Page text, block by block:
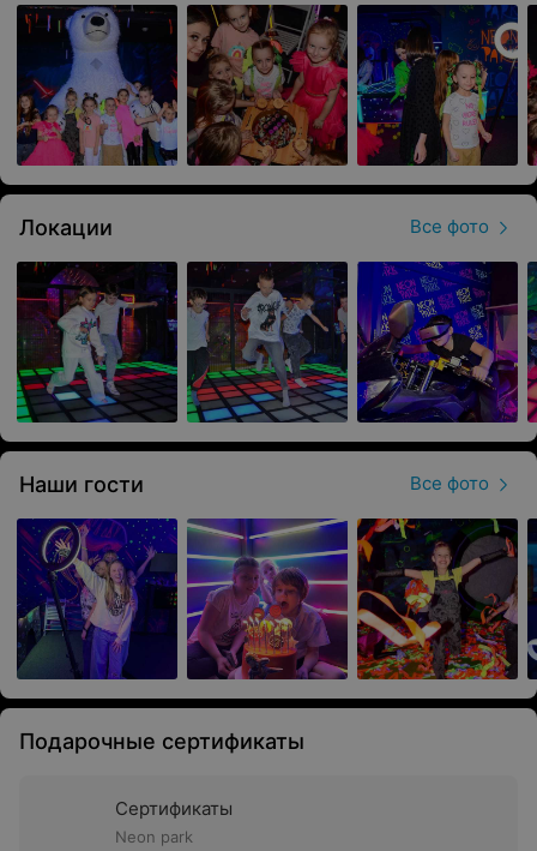
Локации Все фото
Наши гости Все фото
Подарочные сертификаты
Сертификаты
Neon park